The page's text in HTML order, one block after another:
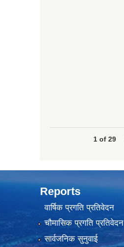
1 of 29
Reports
वार्षिक प्रगति प्रतिवेदन
चौमासिक प्रगति प्रतिवेदन
सार्वजनिक सुनुवाई